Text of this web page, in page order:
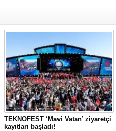
TEKNOFEST ‘Mavi Vatan’ ziyaretçi
kayıtları başladı!